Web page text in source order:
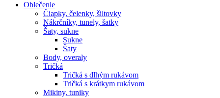
Oblečenie
Čiapky, čelenky, šiltovky
Nákrčníky, tunely, šatky
Šaty, sukne
Sukne
Šaty
Body, overaly
Tričká
Tričká s dlhým rukávom
Tričká s krátkym rukávom
Mikiny, tuniky